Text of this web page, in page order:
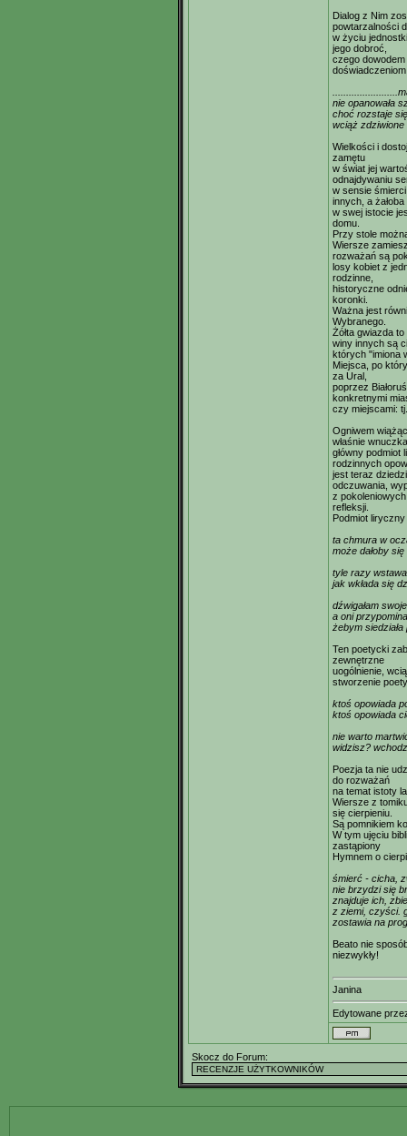
Dialog z Nim
powtarzalności
w życiu
jego dobroć,
czego
nie opanowała
choć rozstaje
wciąż zdziwione
Wielkości i
zamętu
w świat jej
odnajdywaniu
w sensie
innych, a żałoba
w swej istocie
domu.
Przy stole
Wiersze
rozważań są
losy kobiet z
rodzinne,
historyczne
koronki.
Ważna jest
Wybranego.
Żółta gwiazda
winy innych są
których "imiona
Miejsca, po
za Ural,
poprzez
konkretnymi
czy miejscami:
Ogniwem
właśnie
główny podmiot
rodzinnych
jest teraz
odczuwania,
z
refleksji.
Podmiot
ta chmura w
może dałoby
tyle razy
jak wkłada się
dźwigałam
a oni
żebym siedziała
Ten poetycki
zewnętrzne
uogólnienie,
stworzenie
ktoś opowiada
ktoś opowiada
nie warto
widzisz?
Poezja ta nie
do rozważań
na temat istoty
Wiersze z
się cierpieniu.
Są pomnikiem
W tym ujęciu
zastąpiony
Hymnem o
śmierć - cicha,
nie brzydzi się
znajduje ich,
z ziemi, czyści.
zostawia na
Beato nie
niezwykły!
Janina
Edytowane
Skocz do Forum: